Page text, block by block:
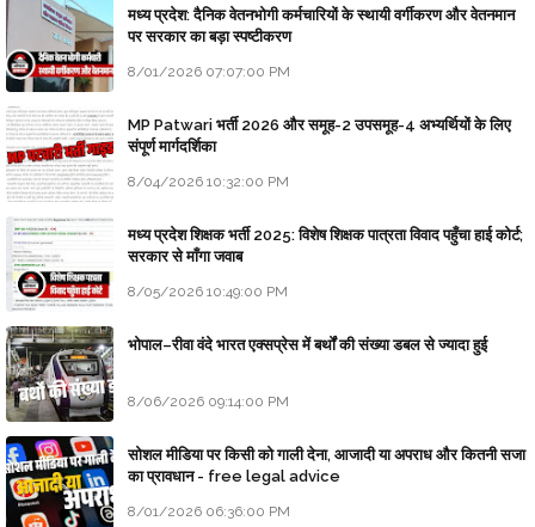
मध्य प्रदेश: दैनिक वेतनभोगी कर्मचारियों के स्थायी वर्गीकरण और वेतनमान
पर सरकार का बड़ा स्पष्टीकरण
8/01/2026 07:07:00 PM
MP Patwari भर्ती 2026 और समूह-2 उपसमूह-4 अभ्यर्थियों के लिए
संपूर्ण मार्गदर्शिका
8/04/2026 10:32:00 PM
मध्य प्रदेश शिक्षक भर्ती 2025: विशेष शिक्षक पात्रता विवाद पहुँचा हाई कोर्ट;
सरकार से माँगा जवाब
8/05/2026 10:49:00 PM
भोपाल–रीवा वंदे भारत एक्सप्रेस में बर्थों की संख्या डबल से ज्यादा हुई
8/06/2026 09:14:00 PM
सोशल मीडिया पर किसी को गाली देना, आजादी या अपराध और कितनी सजा
का प्रावधान - free legal advice
8/01/2026 06:36:00 PM